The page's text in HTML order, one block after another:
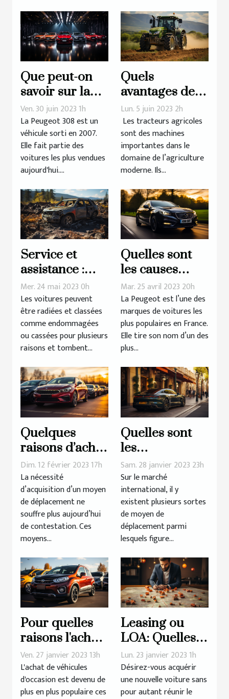
Que peut-on
savoir sur la
longue lignée
de la Peugeot
308 ?
Ven. 30 juin 2023 1h
La Peugeot 308 est un
véhicule sorti en 2007.
Elle fait partie des
voitures les plus vendues
aujourd'hui....
Quels
avantages des
tracteurs
agricoles pour
l’efficacité et la
productivité
des
agricoles ?
Lun. 5 juin 2023 2h
Les tracteurs agricoles
sont des machines
importantes dans le
domaine de l’agriculture
moderne. Ils...
Service et
assistance :
Rachat d’un
véhicule radié
Mer. 24 mai 2023 0h
Les voitures peuvent
être radiées et classées
comme endommagées
ou cassées pour plusieurs
raisons et tombent...
Quelles sont
les causes
d’une panne
de démarrage
chez la
Peugeot 308 ?
Mar. 25 avril 2023 20h
La Peugeot est l’une des
marques de voitures les
plus populaires en France.
Elle tire son nom d’un des
plus...
Quelques
raisons d’achat
d’une voiture
d’occasion
Dim. 12 février 2023 17h
La nécessité
d’acquisition d’un moyen
de déplacement ne
souffre plus aujourd’hui
de contestation. Ces
moyens...
Quelles sont
les
conséquences
de l'utilisation
d'une voiture
électrique ?
Sam. 28 janvier 2023 23h
Sur le marché
international, il y
existent plusieurs sortes
de moyen de
déplacement parmi
lesquels figure...
Pour quelles
raisons l'achat
de véhicules
d'occasion
connaît-il un
Ven. 27 janvier 2023 13h
L'achat de véhicules
d'occasion est devenu de
plus en plus populaire ces
Leasing ou
LOA: Quelles
sont les
erreurs à
éviter ?
Lun. 23 janvier 2023 1h
Désirez-vous acquérir
une nouvelle voiture sans
pour autant réunir le